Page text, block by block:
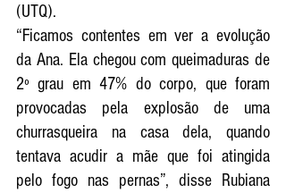
(UTQ).
“Ficamos contentes em ver a evolução
da Ana. Ela chegou com queimaduras de
2º grau em 47% do corpo, que foram
provocadas pela explosão de uma
churrasqueira na casa dela, quando
tentava acudir a mãe que foi atingida
pelo fogo nas pernas”, disse Rubiana